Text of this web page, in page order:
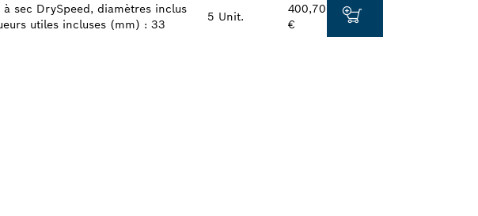
sec DrySpeed, diamètres inclus
utiles incluses (mm) : 33
5 Unit.
400,70
€